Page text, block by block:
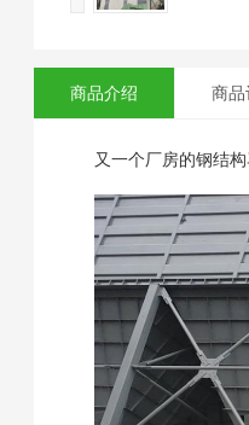
商品介绍 商品
又一个厂房的钢结